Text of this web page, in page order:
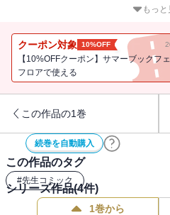
トに合唱祭と充実した学校生活を終
もっと
クーポン対象 10%OFF
【10%OFFクーポン】サマーブックフ
フロアで使える
この作品の1巻
続巻を自動購入
この作品のタグ
#先生コミック
シリーズ作品(4件)
1巻から